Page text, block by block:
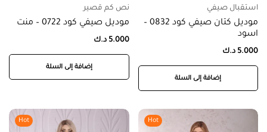
استقبال صيفي
موديل كتان صيفي كود 0832 –
اسود
5.000 د.ك
إضافة إلى السلة
نص كم قصير
موديل صيفي كود 0722 – منت
5.000 د.ك
إضافة إلى السلة
Hot
Hot